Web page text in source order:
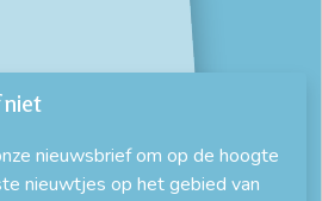
niet
nieuwsbrief om op de hoogte
nieuwtjes op het gebied van